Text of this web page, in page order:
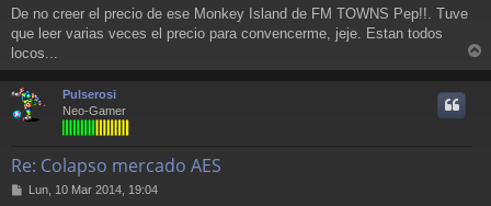
De no creer el precio de ese Monkey Island de FM TOWNS Pep!!. Tuve
que leer varias veces el precio para convencerme, jeje. Estan todos
locos...
r
Pulserosi
Neo-Gamer
Re: Colapso mercado AES
MLun, 10 Mar 2014, 19:04